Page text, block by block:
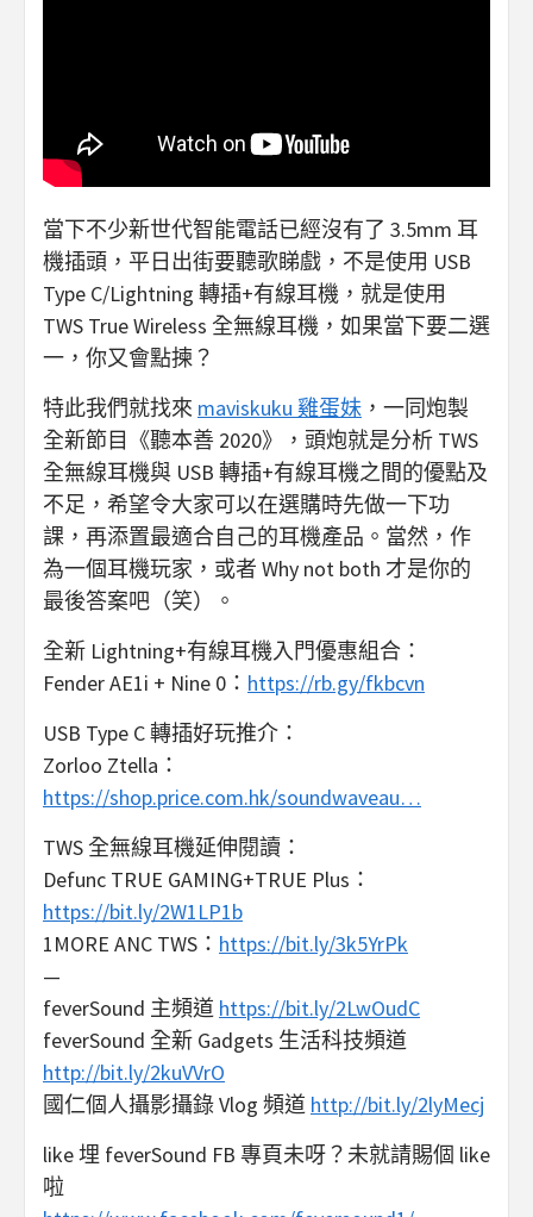
當下不少新世代智能電話已經沒有了 3.5mm 耳
機插頭，平日出街要聽歌睇戲，不是使用 USB
Type C/Lightning 轉插+有線耳機，就是使用
TWS True Wireless 全無線耳機，如果當下要二選
一，你又會點揀？
特此我們就找來 maviskuku 雞蛋妹 ，一同炮製
全新節目《聽本善 2020》，頭炮就是分析 TWS
全無線耳機與 USB 轉插+有線耳機之間的優點及
不足，希望令大家可以在選購時先做一下功
課，再添置最適合自己的耳機產品。當然，作
為一個耳機玩家，或者 Why not both 才是你的
最後答案吧（笑）。
全新 Lightning+有線耳機入門優惠組合：
Fender AE1i + Nine 0： https://rb.gy/fkbcvn
USB Type C 轉插好玩推介：
Zorloo Ztella：
https://shop.price.com.hk/soundwaveau…
TWS 全無線耳機延伸閱讀：
Defunc TRUE GAMING+TRUE Plus：
https://bit.ly/2W1LP1b
1MORE ANC TWS： https://bit.ly/3k5YrPk
—
feverSound 主頻道 https://bit.ly/2LwOudC
feverSound 全新 Gadgets 生活科技頻道
http://bit.ly/2kuVVrO
國仁個人攝影攝錄 Vlog 頻道 http://bit.ly/2lyMecj
like 埋 feverSound FB 專頁未呀？未就請賜個 like
啦